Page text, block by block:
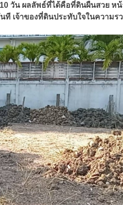
วัน ผลลัพธ์ที่ได้คือที่ดินผืนสวย ห
เจ้าของที่ดินประทับใจในความร